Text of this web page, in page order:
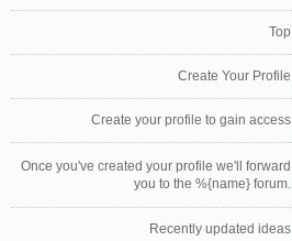
Top
Create Your Profile
Create your profile to gain access
Once you've created your profile we'll forward
you to the %{name} forum.
Recently updated ideas